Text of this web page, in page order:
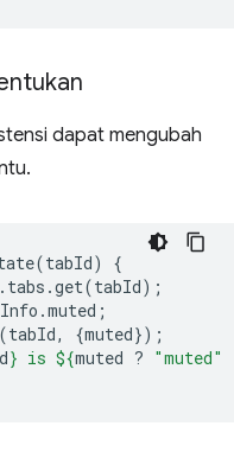
dapat mengubah
(tabId)
{
. tabs .get(tabId);
.muted ;
(tabId, {muted});
} is ${muted ? "muted"